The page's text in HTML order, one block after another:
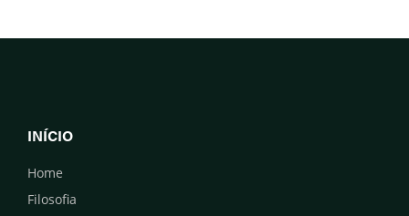
INÍCIO
Home
Filosofia